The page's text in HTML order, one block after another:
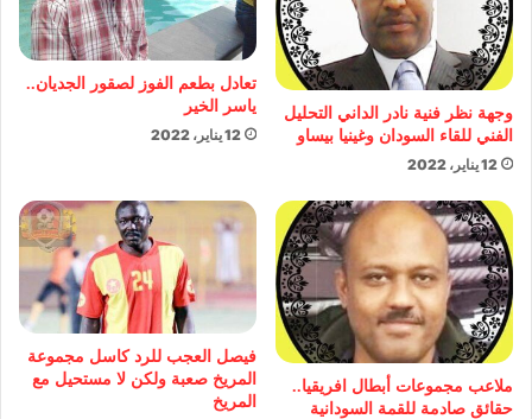
وجهة نظر فنية نادر الداني التحليل
الفني للقاء السودان وغينيا بيساو
12 يناير، 2022
تعادل بطعم الفوز لصقور الجديان..
ياسر الخير
12 يناير، 2022
ملاعب مجموعات أبطال افريقيا..
حقائق صادمة للقمة السودانية
فيصل العجب للرد كاسل مجموعة
المريخ صعبة ولكن لا مستحيل مع
المريخ